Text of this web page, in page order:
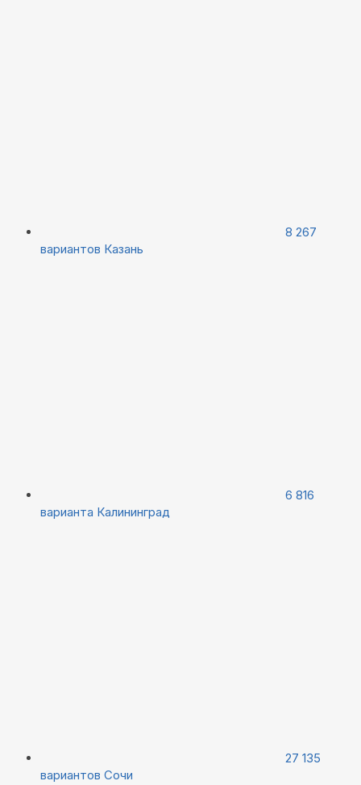
8 267
вариантов Казань
6 816
варианта Калининград
27 135
вариантов Сочи